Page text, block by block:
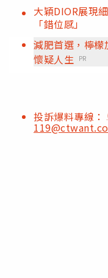
大穎DIOR展現
「錯位感」
減肥首選，檸
懷疑人生
PR
投訴爆料專線：